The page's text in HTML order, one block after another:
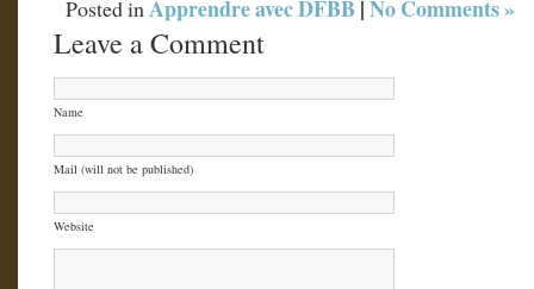
Posted inApprendre avec DFBB |No Comments »
Leave a Comment
Name
Mail (will not be published)
Website